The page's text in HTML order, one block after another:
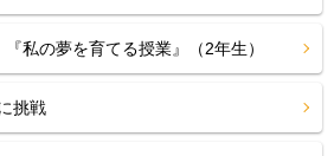
私の夢を育てる授業』（2年生）
挑戦